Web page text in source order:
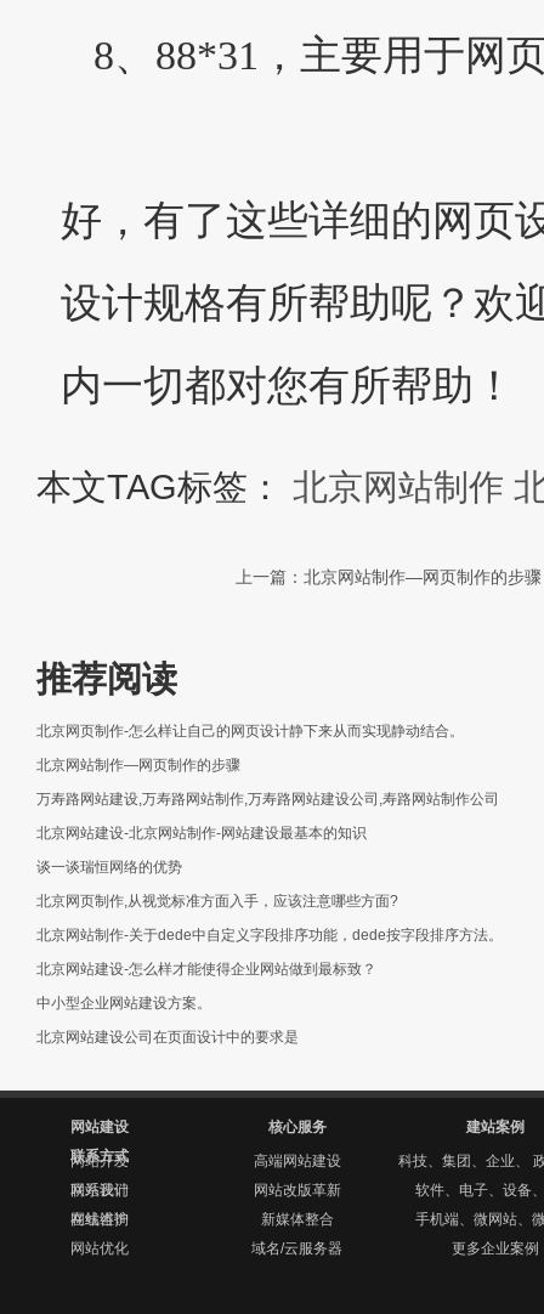
8、88*31，主要用于网
好，有了这些详细的网页
设计规格有所帮助呢？欢
内一切都对您有所帮助！
本文TAG标签： 北京网站制作
上一篇：北京网站制作—网页制作的步
推荐阅读
北京网页制作-怎么样让自己的网页设计静下来从而实现静动结合。
北京网站制作—网页制作的步骤
万寿路网站建设,万寿路网站制作,万寿路网站建设公司,寿路网站制作公司
北京网站建设-北京网站制作-网站建设最基本的知识
谈一谈瑞恒网络的优势
北京网页制作,从视觉标准方面入手，应该注意哪些方面?
北京网站制作-关于dede中自定义字段排序功能，dede按字段排序方法。
北京网站建设-怎么样才能使得企业网站做到最标致？
中小型企业网站建设方案。
北京网站建设公司在页面设计中的要求是
网站建设
网站开发
网站设计
网站维护
网站优化
核心服务
高端网站建设
网站改版革新
新媒体整合
域名/云服务器
建站案例
科技、集团、企业、
软件、电子、设备
手机端、微网站、
更多企业案例
联系方式
联系我们
在线咨询